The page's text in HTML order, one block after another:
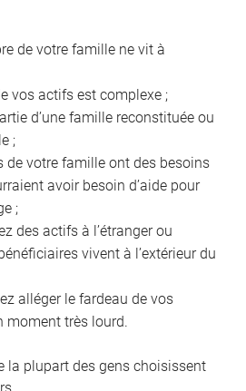
de votre famille ne vit à
vos actifs est complexe ;
d’une famille reconstituée ou
;
de votre famille ont des besoins
avoir besoin d’aide pour
;
des actifs à l’étranger ou
vivent à l’extérieur du
alléger le fardeau de vos
moment très lourd.
la plupart des gens choisissent